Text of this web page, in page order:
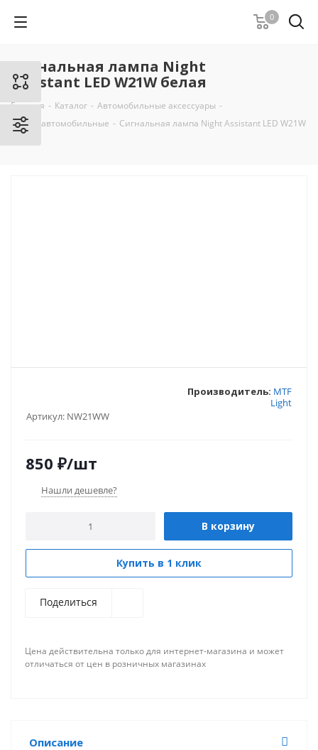
0
Сигнальная лампа Night
Assistant LED W21W белая
Главная - Каталог - Автомобильные аксессуары -
Лампы автомобильные - Сигнальная лампа Night Assistant LED W21W
Артикул: NW21WW
Производитель: MTF
Light
850 ₽/шт
Нашли дешевле?
В корзину
Купить в 1 клик
Поделиться
Цена действительна только для интернет-магазина и может
отличаться от цен в розничных магазинах
Описание